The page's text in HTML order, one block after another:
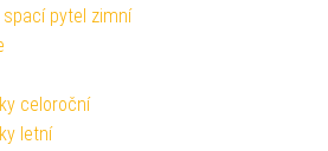
spací pytel zimní
celoroční
letní